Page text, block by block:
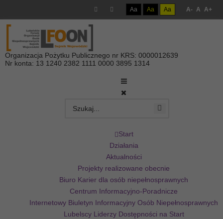
Aa Aa Aa A- A A+
Organizacja Pożytku Publicznego nr KRS: 0000012639
Nr konta: 13 1240 2382 1111 0000 3895 1314
Start
Działania
Aktualności
Projekty realizowane obecnie
Biuro Karier dla osób niepełnosprawnych
Centrum Informacyjno-Poradnicze
Internetowy Biuletyn Informacyjny Osób Niepełnosprawnych
Lubelscy Liderzy Dostępności na Start